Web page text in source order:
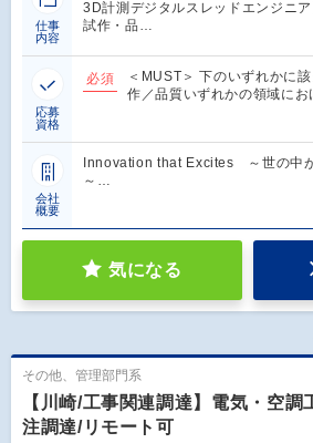
仕事
内容
3D計測デジタルスレッドエンジニ
試作・品…
応募
資格
必須
＜MUST＞ 下のいずれかに
作／品質いずれかの領域にお
会社
概要
Innovation that Excites ～世の中
～…
気になる
その他、管理部門系
【川崎/工事関連調達】電気・空
注調達/リモート可